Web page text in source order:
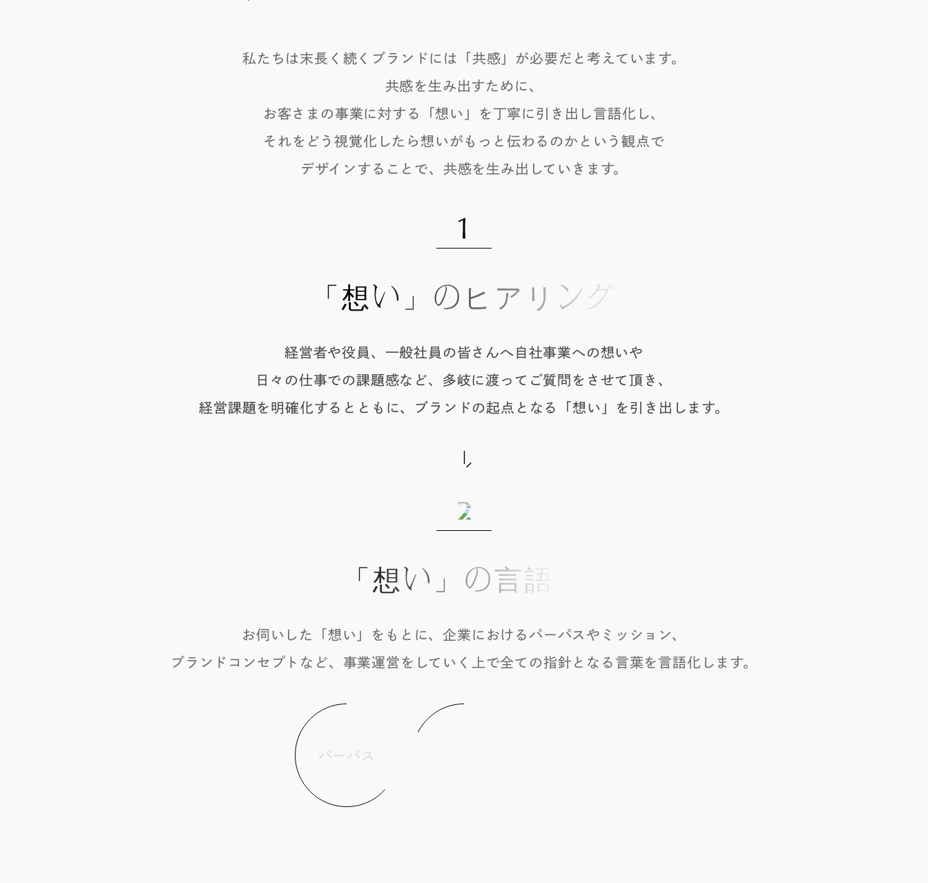
私たちは末長く続くブランドには「共感」が必要だと考えています。
共感を生み出すために、
お客さまの事業に対する「想い」を丁寧に引き出し言語化し、
それをどう視覚化したら想いがもっと伝わるのかという観点で
デザインすることで、共感を生み出していきます。
「想い」のヒアリング
経営者や役員、一般社員の皆さんへ自社事業への想いや
日々の仕事での課題感など、多岐に渡ってご質問をさせて頂き、
経営課題を明確化するとともに、ブランドの起点となる「想い」を引き出します。
「想い」の言語化
お伺いした「想い」をもとに、企業におけるパーパスやミッション、
ブランドコンセプトなど、事業運営をしていく上で全ての指針となる言葉を言語化します。
パーパス